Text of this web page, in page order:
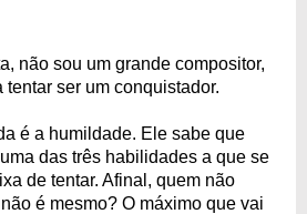
não sou um grande compositor,
tentar ser um conquistador.
é a humildade. Ele sabe que
das três habilidades a que se
de tentar. Afinal, quem não
é mesmo? O máximo que vai